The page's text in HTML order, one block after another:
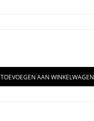
TOEVOEGEN AAN WINKELWAGEN